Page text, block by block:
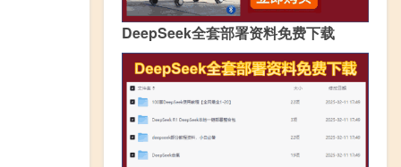
DeepSeek全套部署资料免费下载